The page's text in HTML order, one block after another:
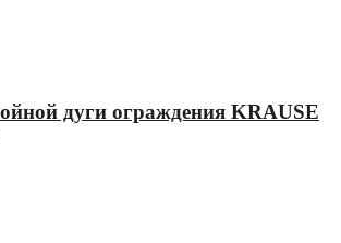
дуги ограждения KRAUSE